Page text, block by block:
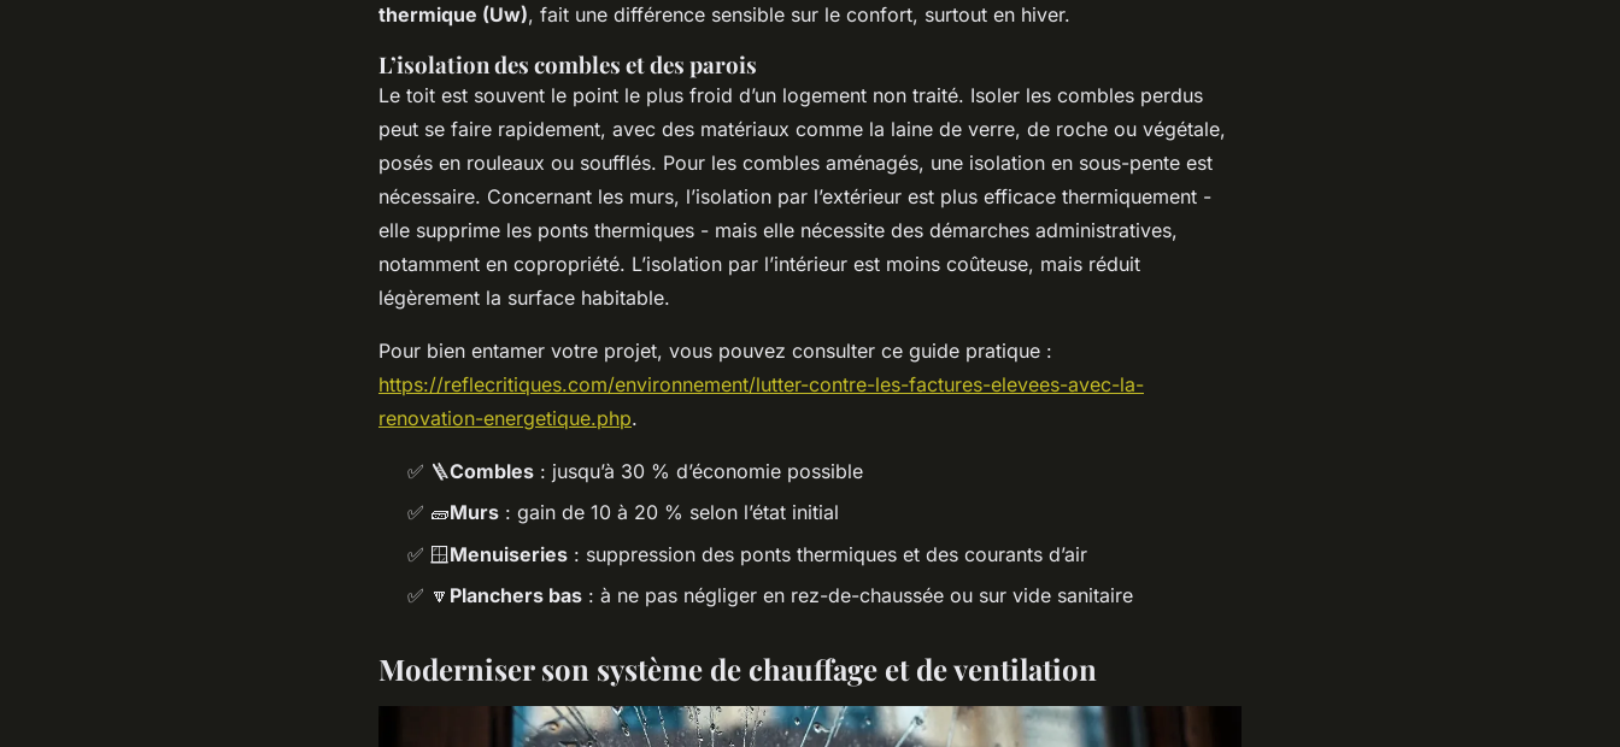
thermique (Uw), fait une différence sensible sur le confort, surtout en hiver.
L’isolation des combles et des parois
Le toit est souvent le point le plus froid d’un logement non traité. Isoler les combles perdus
peut se faire rapidement, avec des matériaux comme la laine de verre, de roche ou végétale,
posés en rouleaux ou soufflés. Pour les combles aménagés, une isolation en sous-pente est
nécessaire. Concernant les murs, l’isolation par l’extérieur est plus efficace thermiquement -
elle supprime les ponts thermiques - mais elle nécessite des démarches administratives,
notamment en copropriété. L’isolation par l’intérieur est moins coûteuse, mais réduit
légèrement la surface habitable.
Pour bien entamer votre projet, vous pouvez consulter ce guide pratique :
https://reflecritiques.com/environnement/lutter-contre-les-factures-elevees-avec-la-
renovation-energetique.php.
✅ 🪜Combles : jusqu’à 30 % d’économie possible
✅ 🧱Murs : gain de 10 à 20 % selon l’état initial
✅ 🪟Menuiseries : suppression des ponts thermiques et des courants d’air
✅ 🔽 Planchers bas : à ne pas négliger en rez-de-chaussée ou sur vide sanitaire
Moderniser son système de chauffage et de ventilation